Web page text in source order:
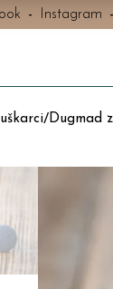
- Instagram -
/Dugmad